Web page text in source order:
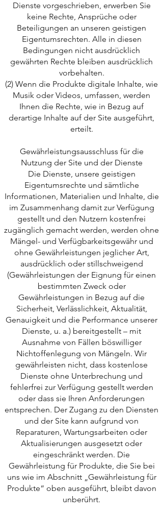
Dienste vorgeschrieben, erwerben Sie
keine Rechte, Ansprüche oder
Beteiligungen an unseren geistigen
Eigentumsrechten. Alle in diesen
Bedingungen nicht ausdrücklich
gewährten Rechte bleiben ausdrücklich
vorbehalten.
(2) Wenn die Produkte digitale Inhalte, wie
Musik oder Videos, umfassen, werden
Ihnen die Rechte, wie in Bezug auf
derartige Inhalte auf der Site ausgeführt,
erteilt.
Gewährleistungsausschluss für die
Nutzung der Site und der Dienste
Die Dienste, unsere geistigen
Eigentumsrechte und sämtliche
Informationen, Materialien und Inhalte, die
im Zusammenhang damit zur Verfügung
gestellt und den Nutzern kostenfrei
zugänglich gemacht werden, werden ohne
Mängel- und Verfügbarkeitsgewähr und
ohne Gewährleistungen jeglicher Art,
ausdrücklich oder stillschweigend
(Gewährleistungen der Eignung für einen
bestimmten Zweck oder
Gewährleistungen in Bezug auf die
Sicherheit, Verlässlichkeit, Aktualität,
Genauigkeit und die Performance unserer
Dienste, u. a.) bereitgestellt – mit
Ausnahme von Fällen böswilliger
Nichtoffenlegung von Mängeln. Wir
gewährleisten nicht, dass kostenlose
Dienste ohne Unterbrechung und
fehlerfrei zur Verfügung gestellt werden
oder dass sie Ihren Anforderungen
entsprechen. Der Zugang zu den Diensten
und der Site kann aufgrund von
Reparaturen, Wartungsarbeiten oder
Aktualisierungen ausgesetzt oder
eingeschränkt werden. Die
Gewährleistung für Produkte, die Sie bei
uns wie im Abschnitt „Gewährleistung für
Produkte“ oben ausgeführt, bleibt davon
unberührt.